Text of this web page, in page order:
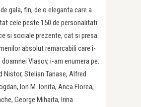
gala, fin, de o eleganta care a
cele peste 150 de personalitati
si sociale prezente, cat si presa.
absolut remarcabili care i-
Vlasov, i-am enumera pe:
Nistor, Stelian Tanase, Alfred
Ion M. Ionita, Anca Florea,
George Mihaita, Irina